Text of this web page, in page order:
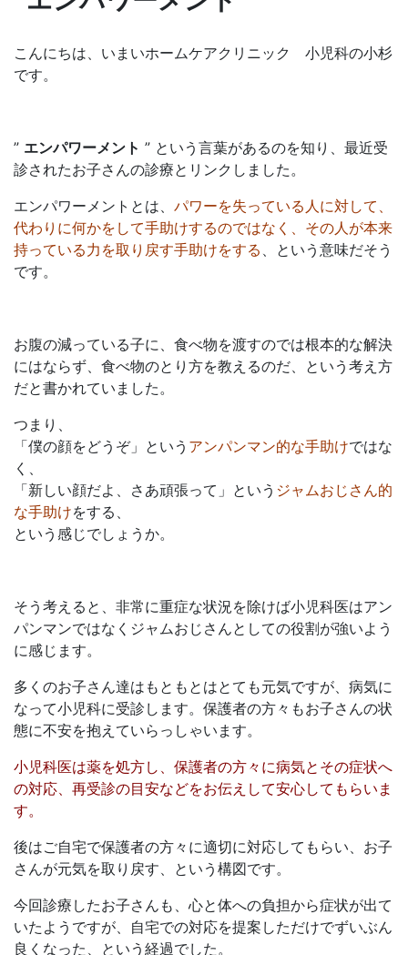
こんにちは、いまいホームケアクリニック 小児科の小杉
です。
” エンパワーメント ” という言葉があるのを知り、最近受
診されたお子さんの診療とリンクしました。
エンパワーメントとは、 パワーを失っている人に対して、
代わりに何かをして手助けするのではなく、その人が本来
持っている力を取り戻す手助けをする 、という意味だそう
です。
お腹の減っている子に、食べ物を渡すのでは根本的な解決
にはならず、食べ物のとり方を教えるのだ、という考え方
だと書かれていました。
つまり、
「僕の顔をどうぞ」という アンパンマン的な手助けではな
く、
「新しい顔だよ、さあ頑張って」という ジャムおじさん的
な手助けをする、
という感じでしょうか。
そう考えると、非常に重症な状況を除けば小児科医はアン
パンマンではなくジャムおじさんとしての役割が強いよう
に感じます。
多くのお子さん達はもともとはとても元気ですが、病気に
なって小児科に受診します。保護者の方々もお子さんの状
態に不安を抱えていらっしゃいます。
小児科医は薬を処方し、保護者の方々に病気とその症状へ
の対応、再受診の目安などをお伝えして安心してもらいま
す。
後はご自宅で保護者の方々に適切に対応してもらい、お子
さんが元気を取り戻す、という構図です。
今回診療したお子さんも、心と体への負担から症状が出て
いたようですが、自宅での対応を提案しただけでずいぶん
良くなった、という経過でした。